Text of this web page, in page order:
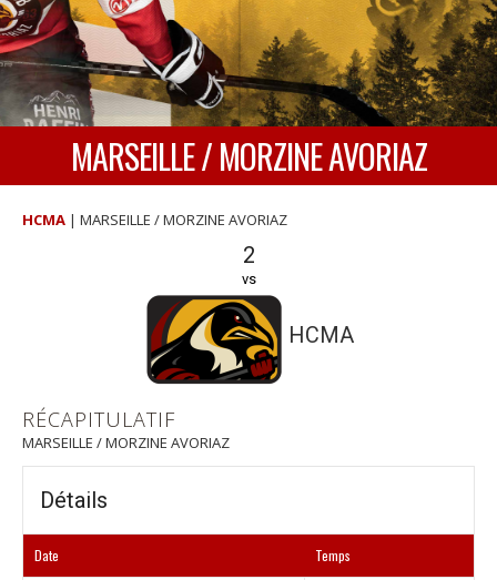
MARSEILLE / MORZINE AVORIAZ
HCMA | MARSEILLE / MORZINE AVORIAZ
2
vs
HCMA
RÉCAPITULATIF
MARSEILLE / MORZINE AVORIAZ
Détails
Date Temps